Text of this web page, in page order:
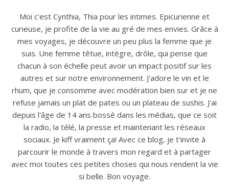
Moi c'est Cynthia, Thia pour les intimes. Epicurienne et
curieuse, je profite de la vie au gré de mes envies. Grâce à
mes voyages, je découvre un peu plus la femme que je
suis. Une femme têtue, intègre, drôle, qui pense que
chacun à son échelle peut avoir un impact positif sur les
autres et sur notre environnement. J'adore le vin et le
rhum, que je consomme avec modération bien sur et je ne
refuse jamais un plat de pates ou un plateau de sushis. J'ai
depuis l'âge de 14 ans bossé dans les médias, que ce soit
la radio, la télé, la presse et maintenant les réseaux
sociaux. Je kiff vraiment ça! Avec ce blog, je t'invite à
parcourir le monde à travers mon regard et à partager
avec moi toutes ces petites choses qui nous rendent la vie
si belle. Bon voyage.